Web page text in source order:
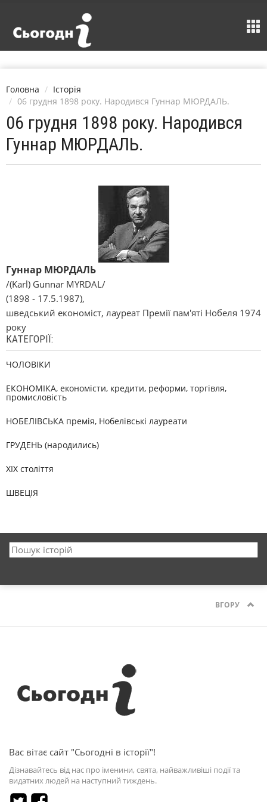
Головна
Історія
06 грудня 1898 року. Народився Гуннар МЮРДАЛЬ.
06 грудня 1898 року. Народився
Гуннар МЮРДАЛЬ.
Гуннар МЮРДАЛЬ
/(Karl) Gunnar MYRDAL/
(1898 - 17.5.1987),
шведський економіст, лауреат Премії пам'яті Нобеля 1974
року
КАТЕГОРІЇ:
ЧОЛОВІКИ
ЕКОНОМІКА, економісти, кредити, реформи, торгівля,
промисловість
НОБЕЛІВСЬКА премія, Нобелівські лауреати
ГРУДЕНЬ (народились)
XIX століття
ШВЕЦІЯ
ВГОРУ
Вас вітає сайт "Сьогодні в історії"!
Дізнавайтесь від нас про іменини, свята, найважливіші події та
видатних людей на наступний тиждень.